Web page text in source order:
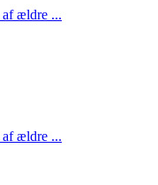
ældre ...
ældre ...